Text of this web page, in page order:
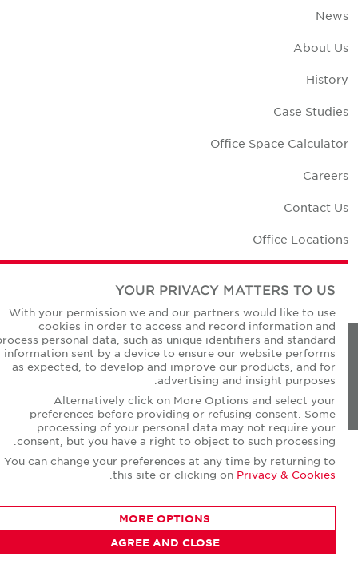
News
About Us
History
Case Studies
Office Space Calculator
Careers
Contact Us
Office Locations
Privacy Policies
All Rights Reserved.
YOUR PRIVACY MATTERS TO US
With your permission we and our partners would like to use
cookies in order to access and record information and
process personal data, such as unique identifiers and standard
information sent by a device to ensure our website performs
as expected, to develop and improve our products, and for
advertising and insight purposes.
Alternatively click on More Options and select your
preferences before providing or refusing consent. Some
processing of your personal data may not require your
consent, but you have a right to object to such processing.
You can change your preferences at any time by returning to
this site or clicking onPrivacy & Cookies
.
MORE OPTIONS
AGREE AND CLOSE